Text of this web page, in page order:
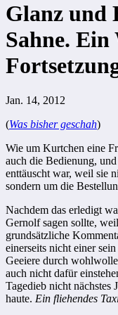
Glanz und
Sahne. Ein
Jan. 14, 2012
(Was bisher geschah)
Wie um Kurtchen eine
auch die Bedienung,
enttäuscht war, weil sie
sondern um die
Nachdem das erledigt
Gernolf sagen sollte,
grundsätzliche
einerseits nicht einer
Geeiere durch
auch nicht dafür
Tagedieb nicht nächstes
haute. Ein fliehendes